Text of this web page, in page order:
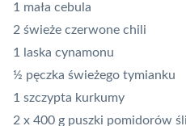
1 mała cebula
2 świeże czerwone chili
1 laska cynamonu
½ pęczka świeżego tymianku
1 szczypta kurkumy
2 x 400 g puszki pomidorów